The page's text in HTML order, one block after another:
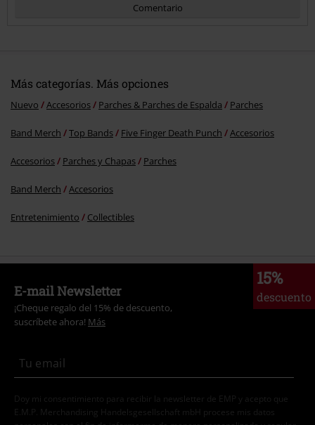
Comentario
Más categorías. Más opciones
Nuevo Accesorios Parches & Parches de Espalda Parches
Band Merch Top Bands Five Finger Death Punch Accesorios
Accesorios Parches y Chapas Parches
Band Merch Accesorios
Entretenimiento Collectibles
15%
descuento
E-mail Newsletter
¡Cheque regalo del 15% de descuento,
suscríbete ahora! Más
Doy mi consentimiento para recibir la newsletter de EMP y acepto que
E.M.P. Merchandising Handelsgesellschaft mbH procese mis datos